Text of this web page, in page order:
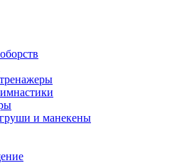
и манекены